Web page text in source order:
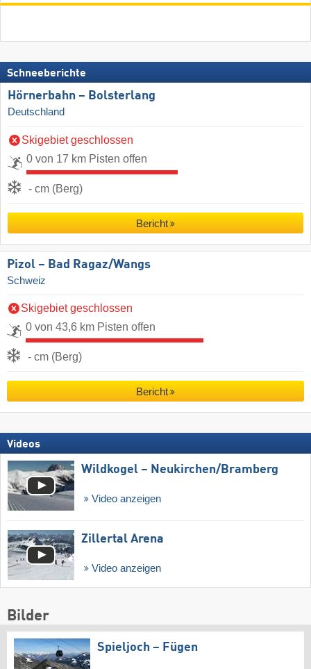
Schneeberichte
Hörnerbahn – Bolsterlang
Deutschland
Skigebiet geschlossen
0 von 17 km Pisten offen
- cm (Berg)
Bericht
Pizol – Bad Ragaz/​Wangs
Schweiz
Skigebiet geschlossen
0 von 43,6 km Pisten offen
- cm (Berg)
Bericht
Videos
Wildkogel – Neukirchen/​Bramberg
Video anzeigen
Zillertal Arena
Video anzeigen
Bilder
Spieljoch – Fügen